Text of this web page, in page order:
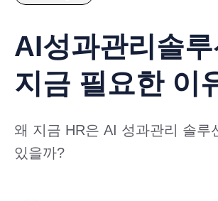
AI성과관리솔루
지금 필요한 이
왜 지금 HR은 AI 성과관리 솔루
있을까?